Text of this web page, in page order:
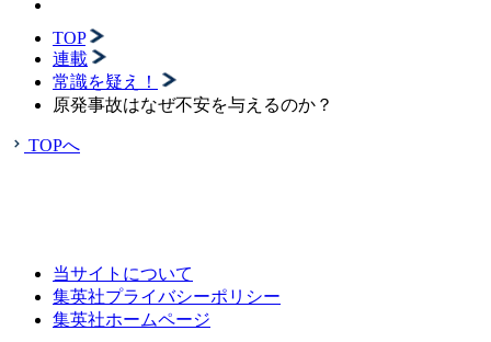
TOP
連載
常識を疑え！
原発事故はなぜ不安を与えるのか？
TOPへ
当サイトについて
集英社プライバシーポリシー
集英社ホームページ